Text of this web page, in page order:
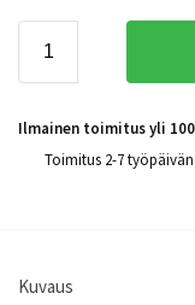
Ilmainen toimitus yli
Toimitus 2-7
Kuvaus